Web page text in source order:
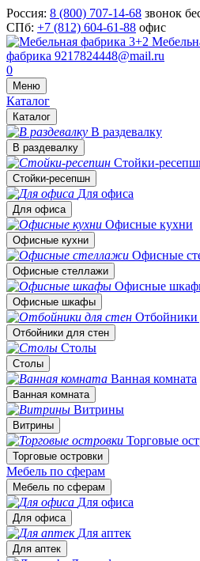
Россия: 8 (800) 707-14-68 звонок
СПб: +7 (812) 604-61-88 офис
фабрика 9217824448@mail.ru
0
Меню
Каталог
Каталог
В раздевалку
В раздевалку
Стойки-
Стойки-ресепшн
Для офиса
Для офиса
Офисные кухни
Офисные кухни
Офисные
Офисные стеллажи
Офисные
Офисные шкафы
Отбойники
Отбойники для стен
Столы
Столы
Ванная комната
Ванная комната
Витрины
Витрины
Торговые
Торговые островки
Мебель по сферам
Мебель по сферам
Для офиса
Для офиса
Для аптек
Для аптек